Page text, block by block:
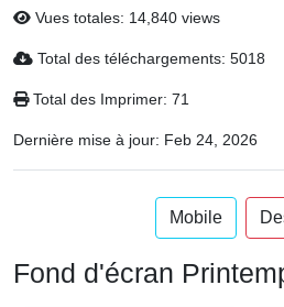
Vues totales: 14,840 views
Total des téléchargements: 5018
Total des Imprimer: 71
Dernière mise à jour: Feb 24, 2026
Mobile
Fond d'écran